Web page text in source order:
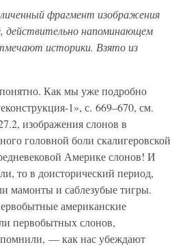
фрагмент изображения
действительно напоминающем
историки. Взято из
Как мы уже подробно
1», с. 669–670, см.
изображения слонов в
головной боли скалигеровской
Америке слонов! И
то в доисторический период,
мамонты и саблезубые тигры.
американские
первобытных слонов,
— как нас убеждают